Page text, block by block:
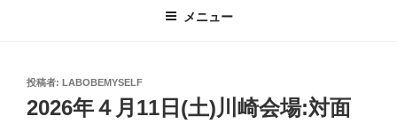
メニュー
投
稿
日:
投稿者: LABOBEMYSELF
2026年４月11日(土)川崎会場:対面